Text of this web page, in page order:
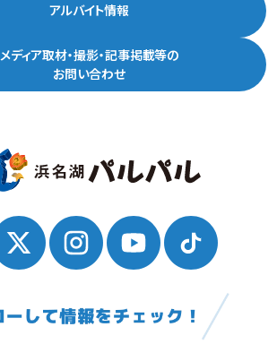
アルバイト情報
メディア取材・撮影・記事掲載等の
お問い合わせ